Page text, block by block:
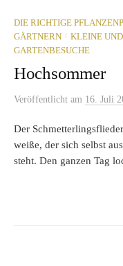
DIE RICHTIGE
GÄRTNERN / KLEINE UND
GARTENBESUCHE
Hochsommer
Veröffentlicht am 16. Juli
Der
weiße, der sich selbst
steht. Den ganzen Tag